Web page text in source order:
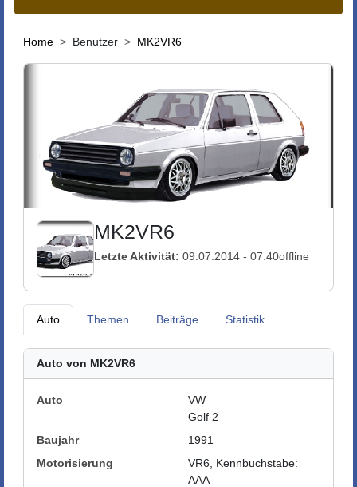
Home Benutzer MK2VR6
MK2VR6
Letzte Aktivität: 09.07.2014 - 07:40offline
Auto Themen Beiträge Statistik
Auto von MK2VR6
Auto
VW
Golf 2
Baujahr
1991
Motorisierung
VR6, Kennbuchstabe:
AAA